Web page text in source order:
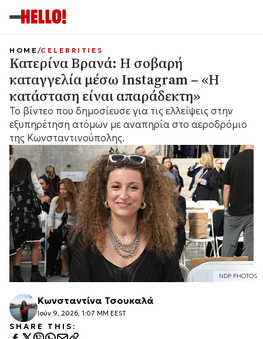
NDP PHOTOS
HOME CELEBRITIES
Κατερίνα Βρανά: Η σοβαρή
καταγγελία μέσω Instagram – «Η
κατάσταση είναι απαράδεκτη»
Το βίντεο που δημοσίευσε για τις ελλείψεις στην
εξυπηρέτηση ατόμων με αναπηρία στο αεροδρόμιο
της Κωνσταντινούπολης.
Κωνσταντίνα Τσουκαλά
Ιούν 9, 2026, 1:07 ΜΜ EEST
SHARE THIS: